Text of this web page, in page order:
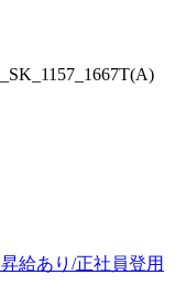
給あり/正社員登用